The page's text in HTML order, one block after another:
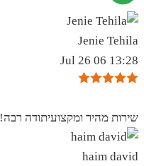
Jenie Tehila
13:28 06 Jul 26
שירות מהיר ומקצועיתודה רבה!
haim david